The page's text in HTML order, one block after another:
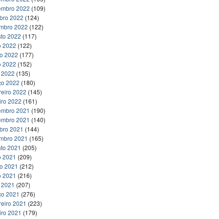
2022 (109)
2022 (124)
2022 (122)
2022 (117)
2022 (122)
2022 (177)
2022 (152)
(135)
2022 (180)
2022 (145)
2022 (161)
2021 (190)
2021 (140)
2021 (144)
2021 (165)
2021 (205)
2021 (209)
2021 (212)
2021 (216)
(207)
2021 (276)
2021 (223)
2021 (179)